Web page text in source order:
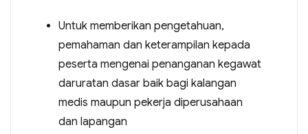
Untuk memberikan pengetahuan,
pemahaman dan keterampilan kepada
peserta mengenai penanganan kegawat
daruratan dasar baik bagi kalangan
medis maupun pekerja diperusahaan
dan lapangan